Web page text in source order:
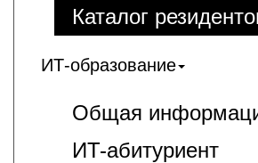
Каталог
ИТ-образование
Общая
ИT-абитуриент